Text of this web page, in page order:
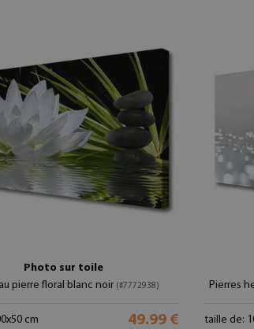
Photo sur toile
pierre floral blanc noir (#7772938)
cm 49.99 €
Pierres
taille de: